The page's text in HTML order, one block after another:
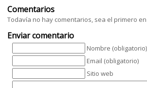
Comentarios
Todavía no hay comentarios, sea el primero
Enviar comentario
Nombre (obligatorio)
Email (obligatorio)
Sitio web